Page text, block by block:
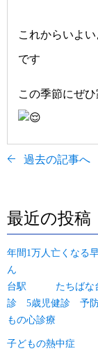
これからいよ
です
この季節にぜ
過去の記事へ
最近の投稿
年間1万人亡くなる
ん
台駅 たちばな
診 5歳児健診 予
もの心診療
子ども